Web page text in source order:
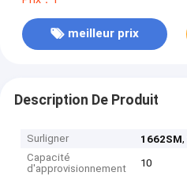
meilleur prix
Description De Produit
Surligner 1662SM,
Capacité
d'approvisionnement
10